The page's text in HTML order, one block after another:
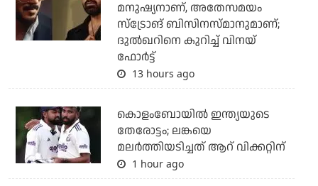
മനുഷ്യനാണ്, അതേസമയം
സ്‌ട്രോങ് ബിസിനസ്മാനുമാണ്;
ദുല്‍ഖറിനെ കുറിച്ച് വിനയ്
ഫോര്‍ട്ട്
13 hours ago
കൊളംബോയില്‍ ഇന്ത്യയുടെ
തേരോട്ടം; ലങ്കയെ
മലര്‍ത്തിയടിച്ചത് ആറ് വിക്കറ്റിന്
1 hour ago